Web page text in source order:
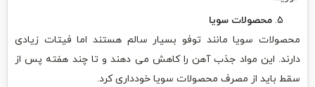
محصولات سویا
محصولات سویا مانند توفو بسیار سالم هستند اما فیتات زیادی
دارند. این مواد جذب آهن را کاهش می دهند و تا چند هفته پس از
سقط باید از مصرف محصولات سویا خودداری کرد.